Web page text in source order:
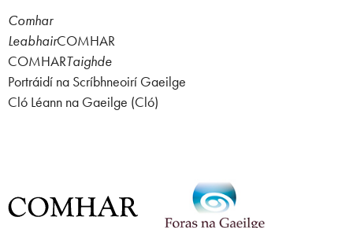
Comhar
LeabhairCOMHAR
COMHARTaighde
Portráidí na Scríbhneoirí Gaeilge
Cló Léann na Gaeilge (Cló)